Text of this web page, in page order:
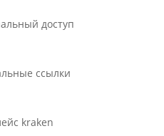
доступ
ссылки
kraken